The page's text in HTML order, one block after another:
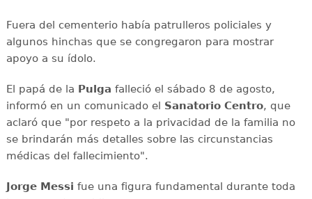
Fuera del cementerio había patrulleros policiales y
algunos hinchas que se congregaron para mostrar
apoyo a su ídolo.
El papá de la Pulga falleció el sábado 8 de agosto,
informó en un comunicado el Sanatorio Centro, que
aclaró que "por respeto a la privacidad de la familia no
se brindarán más detalles sobre las circunstancias
médicas del fallecimiento".
Jorge Messi fue una figura fundamental durante toda